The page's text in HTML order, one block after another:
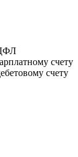
счету
счету